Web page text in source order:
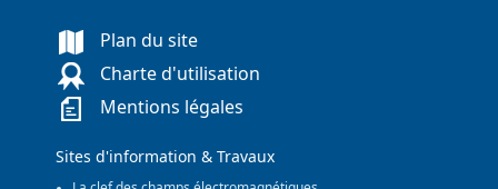
Plan du site
Charte d'utilisation
Mentions légales
Sites d'information & Travaux